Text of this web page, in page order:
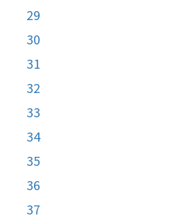
29
30
31
32
33
34
35
36
37